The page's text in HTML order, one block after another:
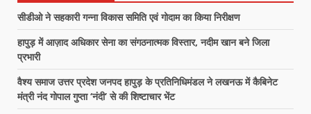
सीडीओ ने सहकारी गन्ना विकास समिति एवं गोदाम का किया निरीक्षण
हापुड़ में आज़ाद अधिकार सेना का संगठनात्मक विस्तार, नदीम खान बने जिला
प्रभारी
वैश्य समाज उत्तर प्रदेश जनपद हापुड़ के प्रतिनिधिमंडल ने लखनऊ में कैबिनेट
मंत्री नंद गोपाल गुप्ता ‘नंदी’ से की शिष्टाचार भेंट